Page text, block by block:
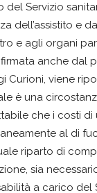
del Servizio
dell’assistito e
e agli organi
anche dal
Curioni, viene
è una
che i costi di
al di
riparto di
sia
a carico del